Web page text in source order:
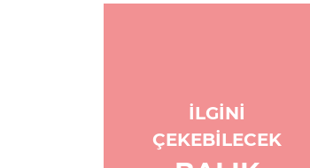
İLGİNİ
ÇEKEBİLECEK